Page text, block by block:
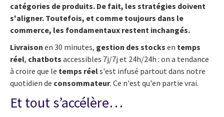
catégories de produits. De fait, les stratégies doivent
s'aligner. Toutefois, et comme toujours dans le
commerce, les fondamentaux restent inchangés.
Livraison en 30 minutes, gestion des stocks en temps
réel, chatbots accessibles 7j/7j et 24h/24h : on a tendance
à croire que le temps réels'est infusé partout dans notre
quotidien de consommateur. Ce n'est qu'en partie vrai.
Et tout s’accélère…